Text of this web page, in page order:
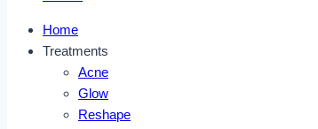
Home
Treatments
Acne
Glow
Reshape